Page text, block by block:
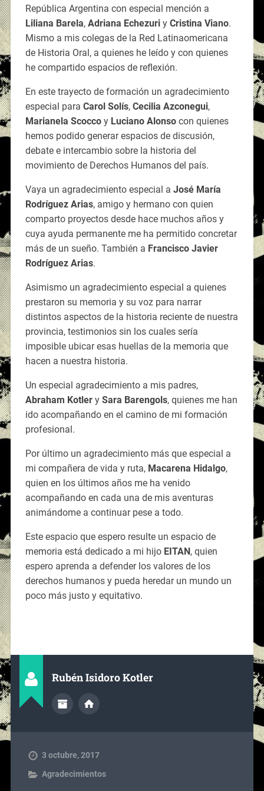
República Argentina con especial mención a
Liliana Barela, Adriana Echezuriy Cristina Viano.
Mismo a mis colegas de la Red Latinaomericana
de Historia Oral, a quienes he leído y con quienes
he compartido espacios de reflexión.
En este trayecto de formación un agradecimiento
especial para Carol Solís, Cecilia Azconegui,
Marianela Scoccoy Luciano Alonsocon quienes
hemos podido generar espacios de discusión,
debate e intercambio sobre la historia del
movimiento de Derechos Humanos del país.
Vaya un agradecimiento especial a José María
Rodríguez Arias, amigo y hermano con quien
comparto proyectos desde hace muchos años y
cuya ayuda permanente me ha permitido concretar
más de un sueño. También a Francisco Javier
Rodríguez Arias.
Asimismo un agradecimiento especial a quienes
prestaron su memoria y su voz para narrar
distintos aspectos de la historia reciente de nuestra
provincia, testimonios sin los cuales sería
imposible ubicar esas huellas de la memoria que
hacen a nuestra historia.
Un especial agradecimiento a mis padres,
Abraham Kotlery Sara Barengols, quienes me han
ido acompañando en el camino de mi formación
profesional.
Por último un agradecimiento más que especial a
mi compañera de vida y ruta, Macarena Hidalgo,
quien en los últimos años me ha venido
acompañando en cada una de mis aventuras
animándome a continuar pese a todo.
Este espacio que espero resulte un espacio de
memoria está dedicado a mi hijo EITAN, quien
espero aprenda a defender los valores de los
derechos humanos y pueda heredar un mundo un
poco más justo y equitativo.
Rubén Isidoro Kotler
3 octubre, 2017
Agradecimientos